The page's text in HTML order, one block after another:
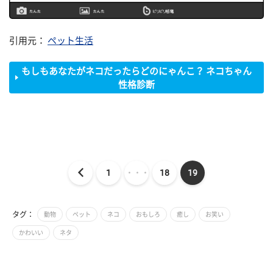
引用元： ペット生活
もしもあなたがネコだったらどのにゃんこ？ ネコちゃん
性格診断
1 ・・・ 18 19
タグ： 動物 ペット ネコ おもしろ 癒し お笑い
かわいい ネタ